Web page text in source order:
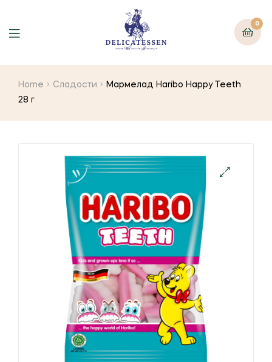
0
Home Сладости
Мармелад Haribo Happy Teeth
28 г